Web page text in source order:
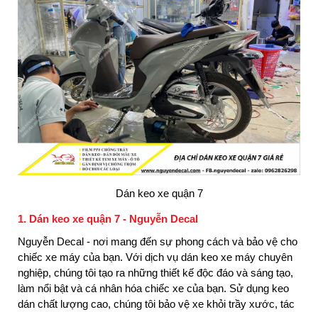
Dán keo xe quận 7
1. Dán keo xe quận 7 - Nguyễn Decal
Nguyễn Decal - nơi mang đến sự phong cách và bảo vệ cho
chiếc xe máy của bạn. Với dịch vụ dán keo xe máy chuyên
nghiệp, chúng tôi tạo ra những thiết kế độc đáo và sáng tạo,
làm nổi bật và cá nhân hóa chiếc xe của bạn. Sử dụng keo
dán chất lượng cao, chúng tôi bảo vệ xe khỏi trầy xước, tác